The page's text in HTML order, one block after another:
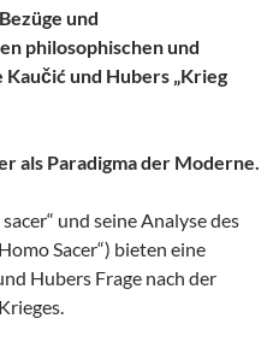
und
philosophischen und
und Hubers „Krieg
als Paradigma der Moderne.
und seine Analyse des
Sacer“) bieten eine
Hubers Frage nach der